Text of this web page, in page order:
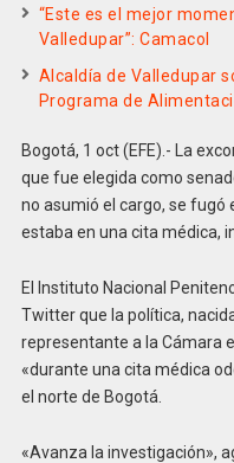
“Este es el mejor
Valledupar”: Camacol
Alcaldía de Valledupar
Programa de
Bogotá, 1 oct (EFE).- La
que fue elegida como
no asumió el cargo, se fugó
estaba en una cita médica,
El Instituto Nacional
Twitter que la política,
representante a la Cámara
«durante una cita médica
el norte de Bogotá.
«Avanza la investigación»,